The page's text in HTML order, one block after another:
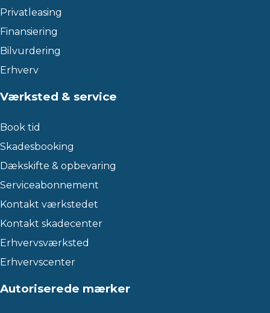
Privatleasing
Finansiering
Bilvurdering
Erhverv
Værksted & service
Book tid
Skadesbooking
Dækskifte & opbevaring
Serviceabonnement
Kontakt værkstedet
Kontakt skadecenter
Erhvervsværksted
Erhvervscenter
Autoriserede mærker